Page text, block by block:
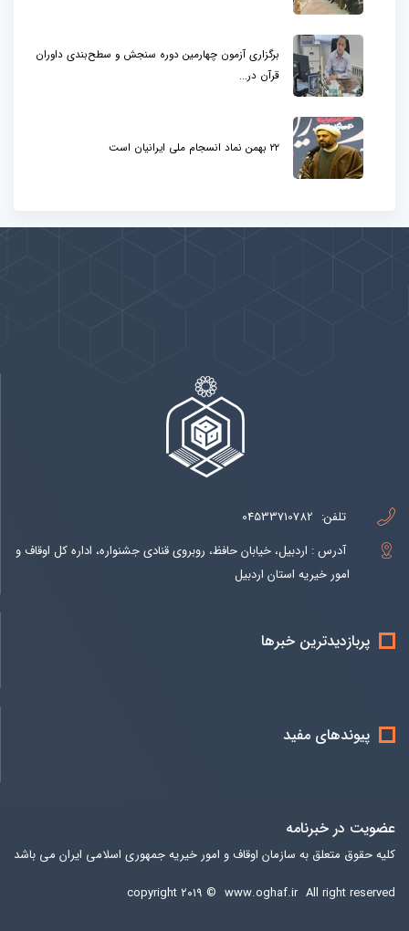
برگزاری آزمون چهارمین دوره سنجش و سطح‌بندی داوران
قرآن در...
۲۲ بهمن نماد انسجام ملی ایرانیان است
تلفن: 04533710782
آدرس : اردبیل، خیابان حافظ، روبروی قنادی جشنواره، اداره کل اوقاف و
امور خیریه استان اردبیل
پربازدیدترین خبرها
پیوندهای مفید
عضویت در خبرنامه
کلیه حقوق متعلق به سازمان اوقاف و امور خیریه جمهوری اسلامی ایران می باشد
copyright ۲۰۱۹ © www.oghaf.ir All right reserved